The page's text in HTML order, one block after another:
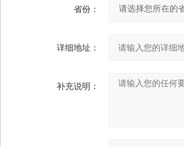
省份：
详细地址：
补充说明：